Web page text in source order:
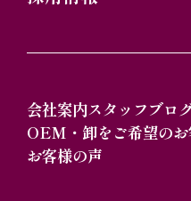
会社案内スタッフブロ
OEM・卸をご希望の
お客様の声
内容によっては回答
間をいただくこと